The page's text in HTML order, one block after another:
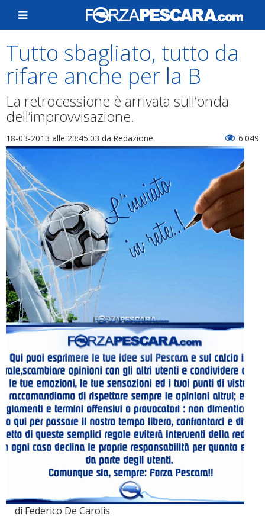
Tutto sbagliato, tutto da
rifare anche per la B
La retrocessione è arrivata sull’onda
dell’improvvisazione.
18-03-2013 alle 23:45:03 da Redazione 6.049
di Federico De Carolis